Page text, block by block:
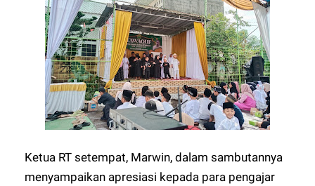
Ketua RT setempat, Marwin, dalam sambutannya
menyampaikan apresiasi kepada para pengajar